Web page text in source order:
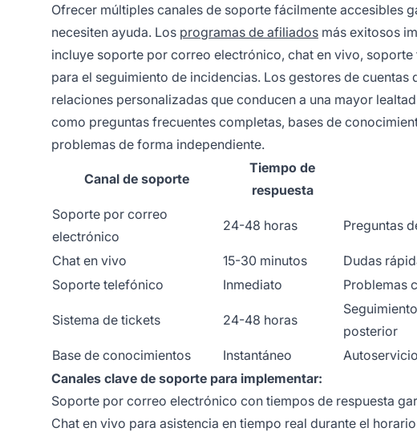
Ofrecer múltiples canales de soporte fácilmente accesibles
necesiten ayuda. Los programas de afiliados más exitosos
incluye soporte por correo electrónico, chat en vivo,
para el seguimiento de incidencias. Los gestores de
relaciones personalizadas que conducen a una mayor
como preguntas frecuentes completas, bases de
problemas de forma independiente.
Canal de soporte
Tiempo de
respuesta
Soporte por correo
electrónico
24-48 horas Preguntas
Chat en vivo
15-30 minutos Dudas
Soporte telefónico
Inmediato Problemas
Sistema de tickets 24-48 horas
posterior
Base de conocimientos Instantáneo
Canales clave de soporte para implementar:
Soporte por correo electrónico con tiempos de respuesta
Chat en vivo para asistencia en tiempo real durante el